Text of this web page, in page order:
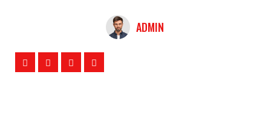
ADMIN